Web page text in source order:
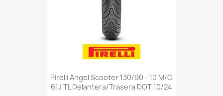
Pirelli Angel Scooter 130/90 - 10 M/C
61J TL Delantera/Trasera DOT 10/24